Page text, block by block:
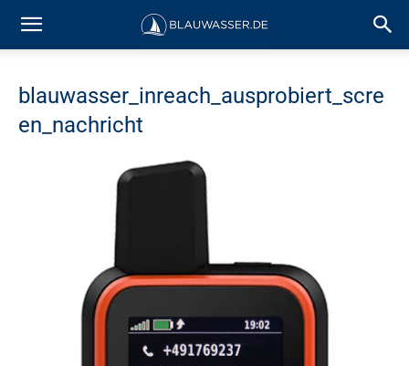
blauwasser_inreach_ausprobiert_scre
en_nachricht